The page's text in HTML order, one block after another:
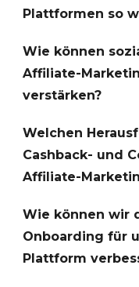
Plattformen so
Wie können
Affiliate-
verstärken?
Welchen
Cashback- und
Affiliate-
Wie können wir
Onboarding für
Plattform